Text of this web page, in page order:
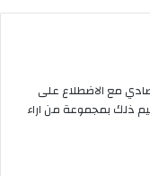
مع الاضطلاع على
ذلك بمجموعة من اراء